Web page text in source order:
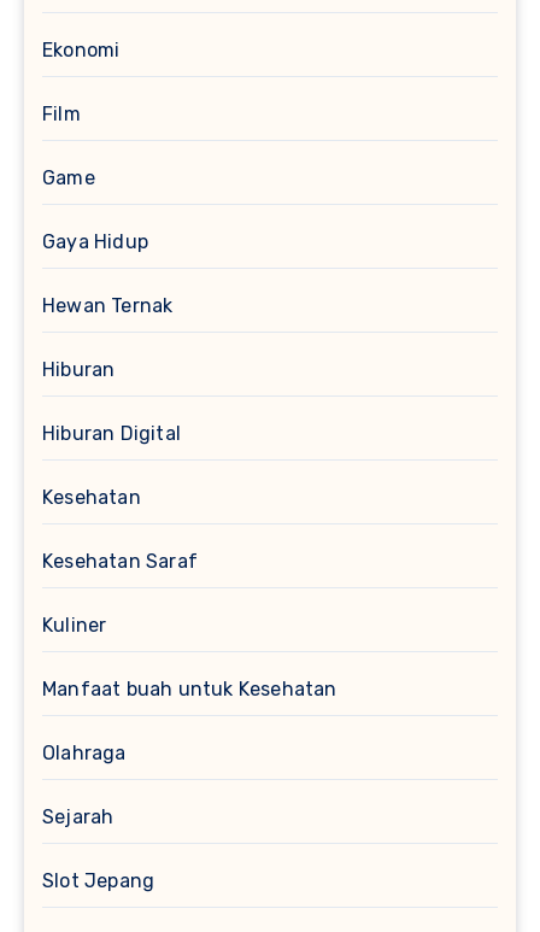
Ekonomi
Film
Game
Gaya Hidup
Hewan Ternak
Hiburan
Hiburan Digital
Kesehatan
Kesehatan Saraf
Kuliner
Manfaat buah untuk Kesehatan
Olahraga
Sejarah
Slot Jepang